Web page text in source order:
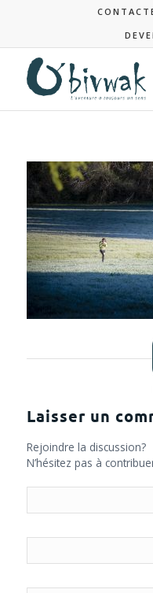
Laisser un
Rejoindre la discussion?
N’hésitez pas à